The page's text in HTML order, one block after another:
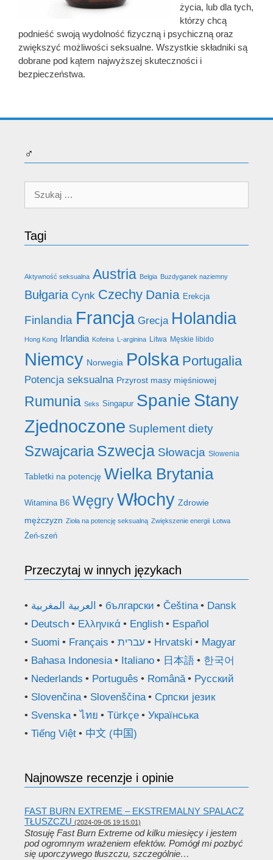
życia, lub dla tych,
którzy chcą
podnieść swoją wydolność fizyczną i psychiczną oraz
zwiększyć możliwości seksualne. Wszystkie składniki są
dobrane pod kątem najwyższej skuteczności i
bezpieczeństwa.
♂
Szukaj:
Tagi
Aktywność seksualna Austria Belgia Buzdyganek naziemny
Bułgaria Cynk Czechy Dania Erekcja
Finlandia Francja Grecja Holandia
Hong Kong Irlandia Kofeina L-arginina Litwa Męskie libido
Niemcy Norwegia Polska Portugalia
Potencja seksualna Przyrost masy mięśniowej
Rumunia Seks Singapur Spanie Stany
Zjednoczone Suplement diety
Szwajcaria Szwecja Słowacja Słowenia
Tabletki na potencję Wielka Brytania
Witamina B6 WęgryWłochy Zdrowie
mężczyzn Zioła na potencję seksualną Zwiększenie energii Łotwa
Żeń-szeń
Przeczytaj w innych językach
العربية المغربية български Čeština
Dansk
Deutsch
Ελληνικά English
Español
Suomi
Français עברית Hrvatski
Magyar
Bahasa Indonesia
Italiano 日本語
한국어
Nederlands
Português Română
Русский
Slovenčina
Slovenščina
Српски језик
Svenska
ไทย Türkçe
Українська
Tiếng Việt
中文 (中国)
Najnowsze recenzje i opinie
FAST BURN EXTREME – EKSTREMALNY SPALACZ
TŁUSZCZU (2024-09-05 19:15:01)
Stosuję Fast Burn Extreme od kilku miesięcy i jestem
pod ogromnym wrażeniem efektów. Pomógł mi pozbyć
się uporczywego tłuszczu, szczególnie…